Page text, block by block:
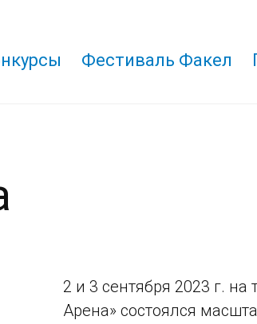
Фестиваль Факел
2 и 3 сентября 2023 г. на
Арена» состоялся